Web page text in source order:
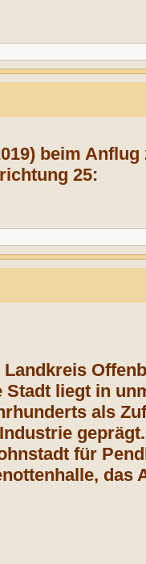
beim
25:
Landkreis
liegt in
als
für
das